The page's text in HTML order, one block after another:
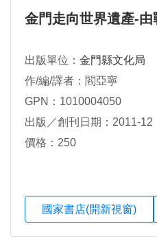
金門走向世界遺產-由
出版單位： 金門縣文化局
作/編/譯者：閻亞寧
GPN：1010004050
出版／創刊日期：2011-12
價格：250
國家書店(開新視窗)